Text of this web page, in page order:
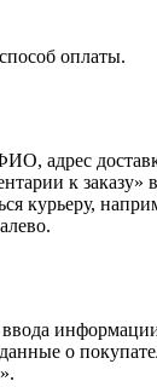
оплаты.
адрес
к заказу»
курьеру,
о